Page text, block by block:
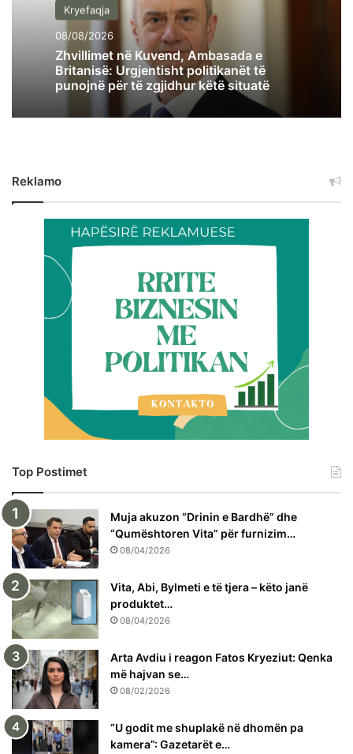
Kryefaqja
08/08/2026
Zhvillimet në Kuvend, Ambasada e
Britanisë: Urgjentisht politikanët të
punojnë për të zgjidhur këtë situatë
Reklamo
Top Postimet
Muja akuzon “Drinin e Bardhë” dhe
“Qumështoren Vita” për furnizim…
08/04/2026
Vita, Abi, Bylmeti e të tjera – këto janë
produktet…
08/04/2026
Arta Avdiu i reagon Fatos Kryeziut: Qenka
më hajvan se…
08/02/2026
“U godit me shuplakë në dhomën pa
kamera”: Gazetarët e…